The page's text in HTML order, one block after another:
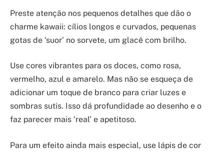
Preste atenção nos pequenos detalhes que dão o
charme kawaii: cílios longos e curvados, pequenas
gotas de ‘suor’ no sorvete, um glacê com brilho.
Use cores vibrantes para os doces, como rosa,
vermelho, azul e amarelo. Mas não se esqueça de
adicionar um toque de branco para criar luzes e
sombras sutis. Isso dá profundidade ao desenho e o
faz parecer mais ‘real’ e apetitoso.
Para um efeito ainda mais especial, use lápis de cor